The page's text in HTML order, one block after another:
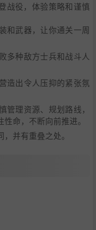
战役，体验策略和谨慎
和武器，让你通关一周
多种敌方士兵和战斗人
造出令人压抑的紧张氛
管理资源、规划路线，
命，不断向前推进。
并有重叠之处。